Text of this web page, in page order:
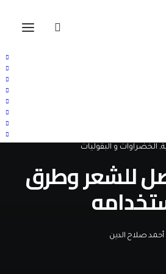
, الخضراوات و البقوليات
للشعر وطرق
أحمد صلاح الدين